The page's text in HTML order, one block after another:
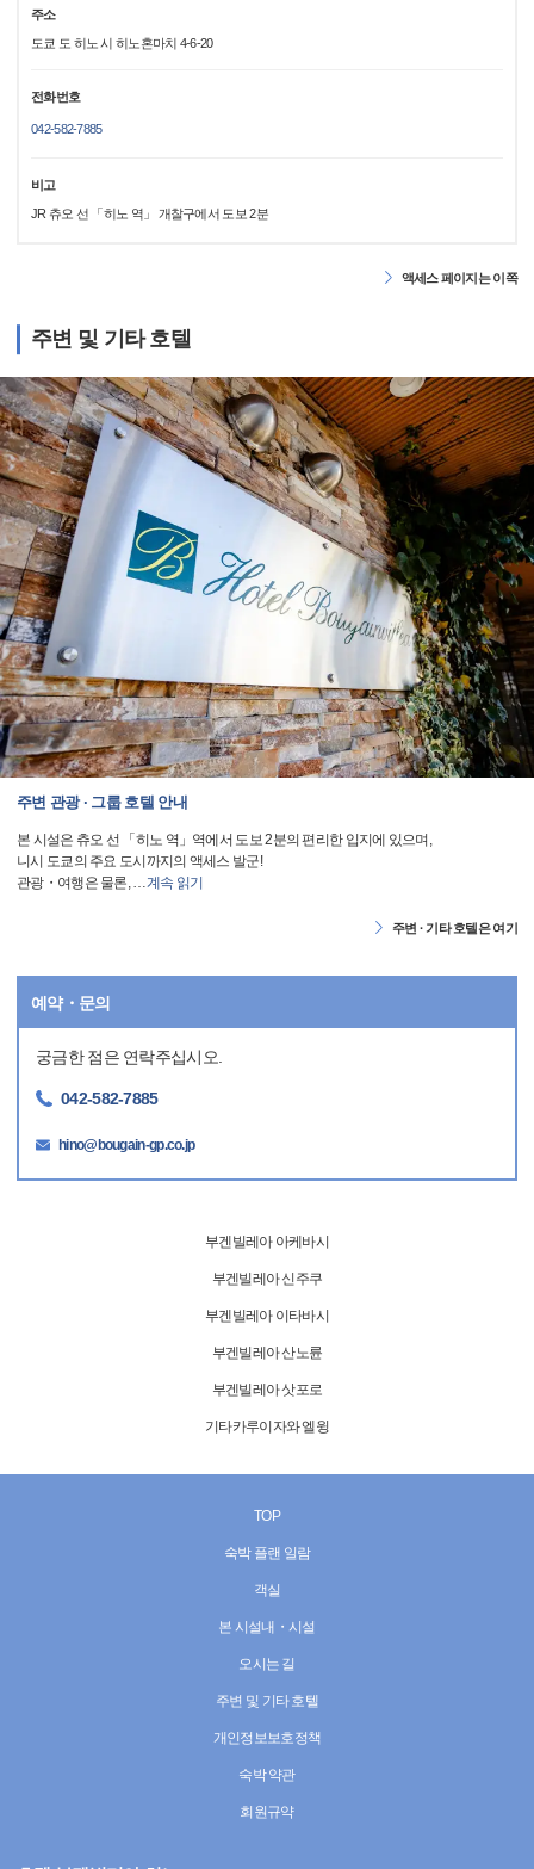
주소
도쿄 도 히노 시 히노혼마치 4-6-20
전화번호
042-582-7885
비고
JR 츄오 선 「히노 역」 개찰구에서 도보 2분
액세스 페이지는 이쪽
주변 및 기타 호텔
주변 관광 · 그룹 호텔 안내
본 시설은 츄오 선 「히노 역」역에서 도보 2분의 편리한 입지에 있으며,
니시 도쿄의 주요 도시까지의 액세스 발군!
관광・여행은 물론,…계속 읽기
주변 · 기타 호텔은 여기
예약・문의
궁금한 점은 연락주십시오.
042-582-7885
hino@bougain-gp.co.jp
부겐빌레아 아케바시
부겐빌레아 신주쿠
부겐빌레아 이타바시
부겐빌레아 산노륜
부겐빌레아 삿포로
기타카루이자와 엘윙
TOP
숙박 플랜 일람
객실
본 시설내・시설
오시는 길
주변 및 기타 호텔
개인정보보호정책
숙박 약관
회원규약